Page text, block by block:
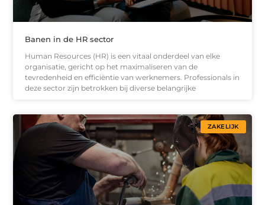
Banen in de HR sector
Human Resources (HR) is een vitaal onderdeel van elke
organisatie, gericht op het maximaliseren van de
tevredenheid en efficiëntie van werknemers. Professionals in
deze sector zijn betrokken bij diverse belangrijke
ZAKELIJK